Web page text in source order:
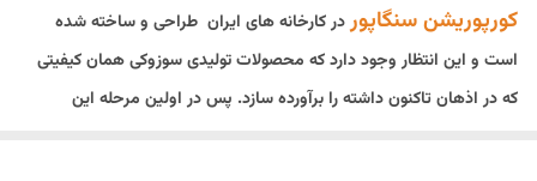
کورپوریشن سنگاپوردر کارخانه های ایران طراحی و ساخته شده
است و این انتظار وجود دارد که محصولات تولیدی سوزوکی همان کیفیتی
که در اذهان تاکنون داشته را برآورده سازد. پس در اولین مرحله این